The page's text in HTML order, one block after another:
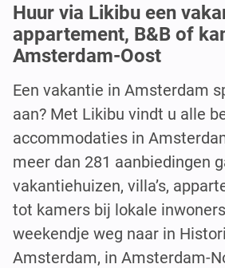
Huur via Likibu een
appartement, B&B of
Amsterdam-Oost
Een vakantie in Amsterdam
aan? Met Likibu vindt u alle
accommodaties in
meer dan 281 aanbiedingen
vakantiehuizen, villa’s,
tot kamers bij lokale
weekendje weg naar in
Amsterdam, in Amsterdam-